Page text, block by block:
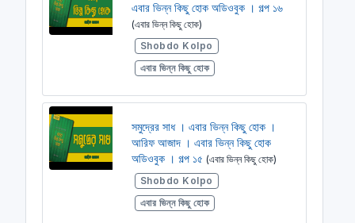
এবার ভিন্ন কিছু হোক অডিওবুক । গল্প ১৬
(এবার ভিন্ন কিছু হোক)
Shobdo Kolpo
এবার ভিন্ন কিছু হোক
সমুদ্রের সাধ । এবার ভিন্ন কিছু হোক ।
আরিফ আজাদ । এবার ভিন্ন কিছু হোক
অডিওবুক । গল্প ১৫ (এবার ভিন্ন কিছু হোক)
Shobdo Kolpo
এবার ভিন্ন কিছু হোক